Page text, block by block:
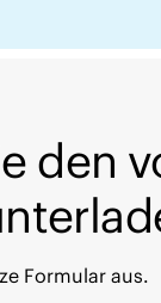
den
Formular aus.